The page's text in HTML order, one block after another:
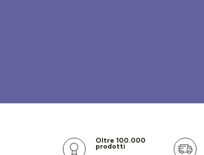
Oltre 100.000
prodotti